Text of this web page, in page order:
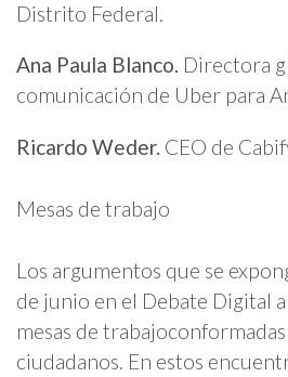
Distrito Federal.
Ana Paula Blanco. Directora
comunicación de Uber para
Ricardo Weder. CEO de
Mesas de trabajo
Los argumentos que se
de junio en el Debate Digital
mesas de
ciudadanos. En estos